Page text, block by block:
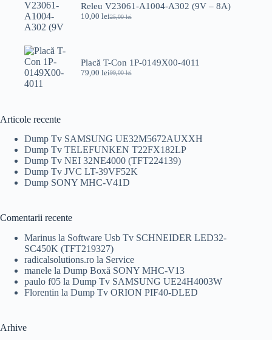
25,00 lei.
Releu V23061-A1004-A302 (9V – 8A)
25,00lei
Prețul
25,00 lei.
10,00 leiPrețul
Placă T-Con 1P-0149X00-4011
99,00lei
Prețul
79,00 leiPrețul
Articole recente
Dump Tv SAMSUNG UE32M5672AUXXH
Dump Tv TELEFUNKEN T22FX182LP
Dump Tv NEI 32NE4000 (TFT224139)
Dump Tv JVC LT-39VF52K
Dump SONY MHC-V41D
Comentarii recente
Marinus la Software Usb Tv SCHNEIDER LED32-
SC450K (TFT219327)
radicalsolutions.ro la Service
manele la Dump Boxă SONY MHC-V13
paulo f05 la Dump Tv SAMSUNG UE24H4003W
Florentin la Dump Tv ORION PIF40-DLED
Arhive